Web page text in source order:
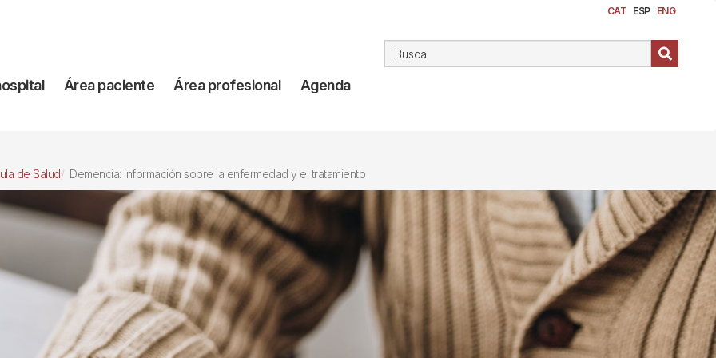
CAT ESP ENG
Área paciente Área profesional Agenda
de Salud Demencia: información sobre la enfermedad y el tratamiento